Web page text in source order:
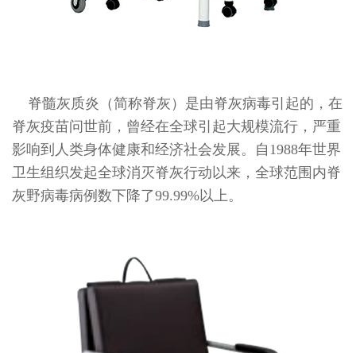
脊髓灰质炎（简称脊灰）是由脊灰病毒引起的，在
脊灰疫苗问世前，曾经在全球引起大规模流行，严重
影响到人类身体健康和经济社会发展。自1988年世界
卫生组织发起全球消灭脊灰行动以来，全球范围内脊
灰野病毒病例数下降了99.99%以上。